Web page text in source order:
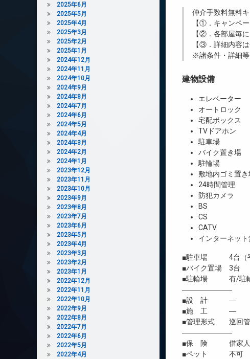
仲介手数料無料
【①．キャンペ
【②．各部屋毎
【③．詳細内容
※諸条件・詳細等
建物設備
エレベーター
オートロック
宅配ボックス
TVドアホン
駐車場
バイク置き場
駐輪場
敷地内ゴミ置き
24時間管理
防犯カメラ
BS
CS
CATV
インターネッ
■駐車場 4台（平
■バイク置場 3台
■駐輪場 有/駐輪
―――――――
■設 計 ―
■施 工 ―
■管理形式 巡回
―――――――
■保 険 借家人賠
■ペット 不可
2025年6月
2025年5月
2025年4月
2025年3月
2025年2月
2025年1月
2024年12月
2024年11月
2024年10月
2024年9月
2024年8月
2024年7月
2024年6月
2024年5月
2024年4月
2024年3月
2024年2月
2024年1月
2023年12月
2023年11月
2023年10月
2023年9月
2023年8月
2023年7月
2023年6月
2023年5月
2023年4月
2023年3月
2023年2月
2023年1月
2022年12月
2022年11月
2022年10月
2022年9月
2022年8月
2022年7月
2022年6月
2022年5月
2022年4月